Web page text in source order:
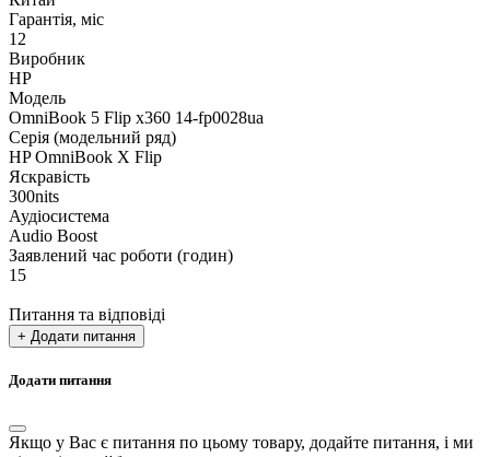
Гарантія, міс
12
Виробник
HP
Модель
OmniBook 5 Flip x360 14-fp0028ua
Серія (модельний ряд)
HP OmniBook X Flip
Яскравість
300nits
Аудіосистема
Audio Boost
Заявлений час роботи (годин)
15
Питання та відповіді
+ Додати питання
Додати питання
Якщо у Вас є питання по цьому товару, додайте питання, і ми